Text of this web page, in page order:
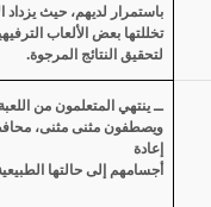
باستمرار لديهم، حيث
تخللتها بعض الألعاب
لتحقيق النتائج المرجوة.
ــ ينتهي المتعلمون من
ويصطفون مثنى مثنى،
إعادة
أجسامهم إلى حالتها